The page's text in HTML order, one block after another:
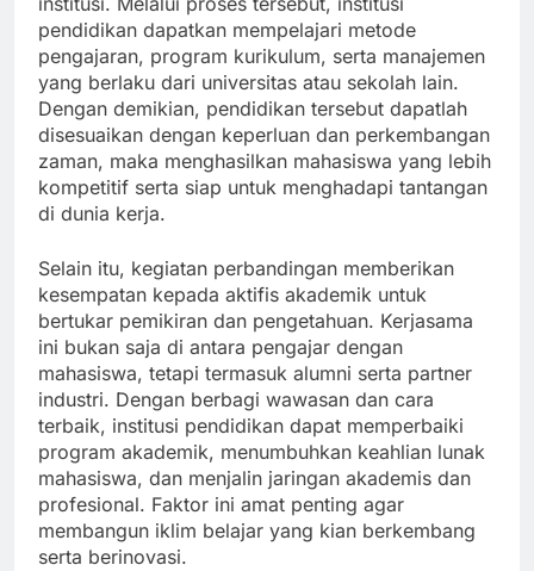
pendidikan dapatkan mempelajari metode
pengajaran, program kurikulum, serta manajemen
yang berlaku dari universitas atau sekolah lain.
Dengan demikian, pendidikan tersebut dapatlah
disesuaikan dengan keperluan dan perkembangan
zaman, maka menghasilkan mahasiswa yang lebih
kompetitif serta siap untuk menghadapi tantangan
di dunia kerja.
Selain itu, kegiatan perbandingan memberikan
kesempatan kepada aktifis akademik untuk
bertukar pemikiran dan pengetahuan. Kerjasama
ini bukan saja di antara pengajar dengan
mahasiswa, tetapi termasuk alumni serta partner
industri. Dengan berbagi wawasan dan cara
terbaik, institusi pendidikan dapat memperbaiki
program akademik, menumbuhkan keahlian lunak
mahasiswa, dan menjalin jaringan akademis dan
profesional. Faktor ini amat penting agar
membangun iklim belajar yang kian berkembang
serta berinovasi.